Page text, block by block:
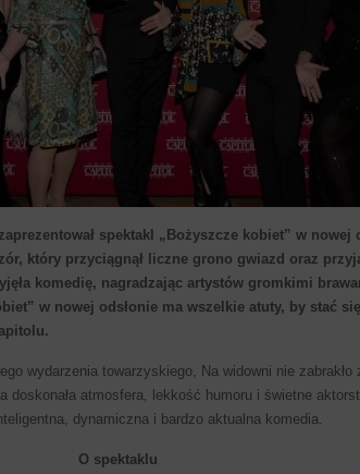
spektakl „Bożyszcze kobiet” w nowej
który przyciągnął liczne grono gwiazd oraz
komedię, nagradzając artystów gromkimi
w nowej odsłonie ma wszelkie atuty, by stać
wydarzenia towarzyskiego, Na widowni nie zabrakło
atmosfera, lekkość humoru i świetne
dynamiczna i bardzo aktualna komedia.
O spektaklu